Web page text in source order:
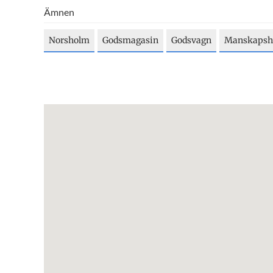
Ämnen
Norsholm Godsmagasin Godsvagn